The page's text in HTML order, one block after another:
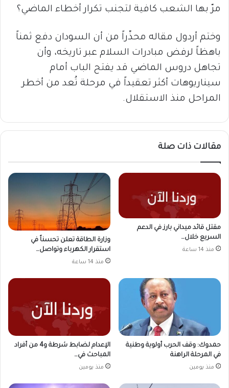
مرّ بها الشعب كافية لتجنب تكرار أخطاء الماضي؟
وختم أردول مقاله محذّراً من أن السودان دفع ثمناً
باهظاً لرفض مبادرات السلام عبر تاريخه، وأن
تجاهل دروس الماضي قد يفتح الباب أمام
سيناريوهات أكثر تعقيداً في مرحلة تُعد من أخطر
المراحل منذ الاستقلال.
مقالات ذات صلة
مقتل قائد ميداني بارز في الدعم
السريع خلال…
منذ 14 ساعة
وزارة الطاقة تعلن تحسناً في
استقرار الكهرباء وتواصل…
منذ 14 ساعة
حمدوك: وقف الحرب أولوية وطنية
في المرحلة الراهنة
منذ يومين
الإعدام لضابط شرطة و4 من أفراد
المباحث في…
منذ يومين